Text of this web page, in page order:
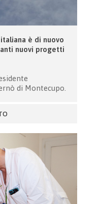
italiana è di nuovo
nuovi progetti
di Montecupo.